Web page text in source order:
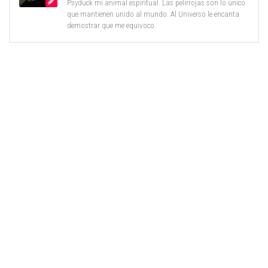
Psyduck mi animal espiritual. Las pelirrojas son lo único
que mantienen unido al mundo. Al Universo le encanta
demostrar que me equivoco.